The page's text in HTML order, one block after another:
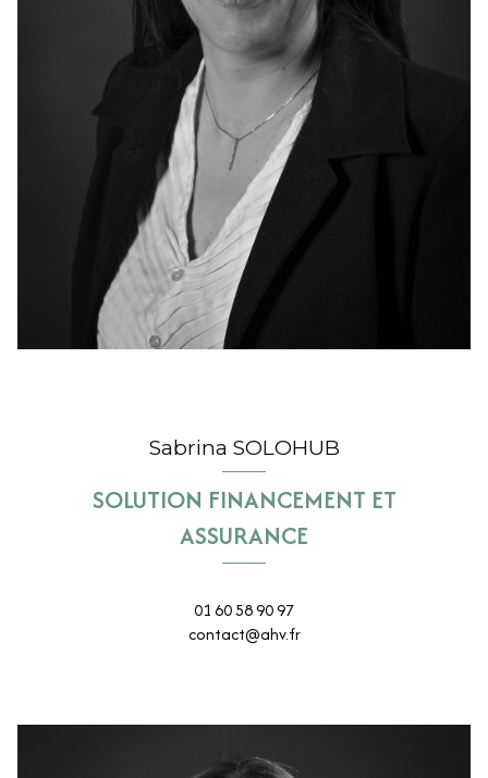
Sabrina SOLOHUB
SOLUTION FINANCEMENT ET
ASSURANCE
01 60 58 90 97
contact@ahv.fr